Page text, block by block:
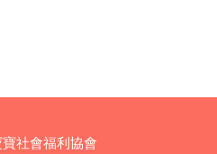
社會福利協會